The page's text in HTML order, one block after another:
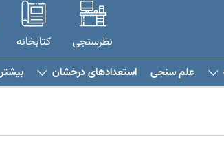
نظرسنجی کتابخانه
علم سنجی استعدادهای درخشان بیشتر